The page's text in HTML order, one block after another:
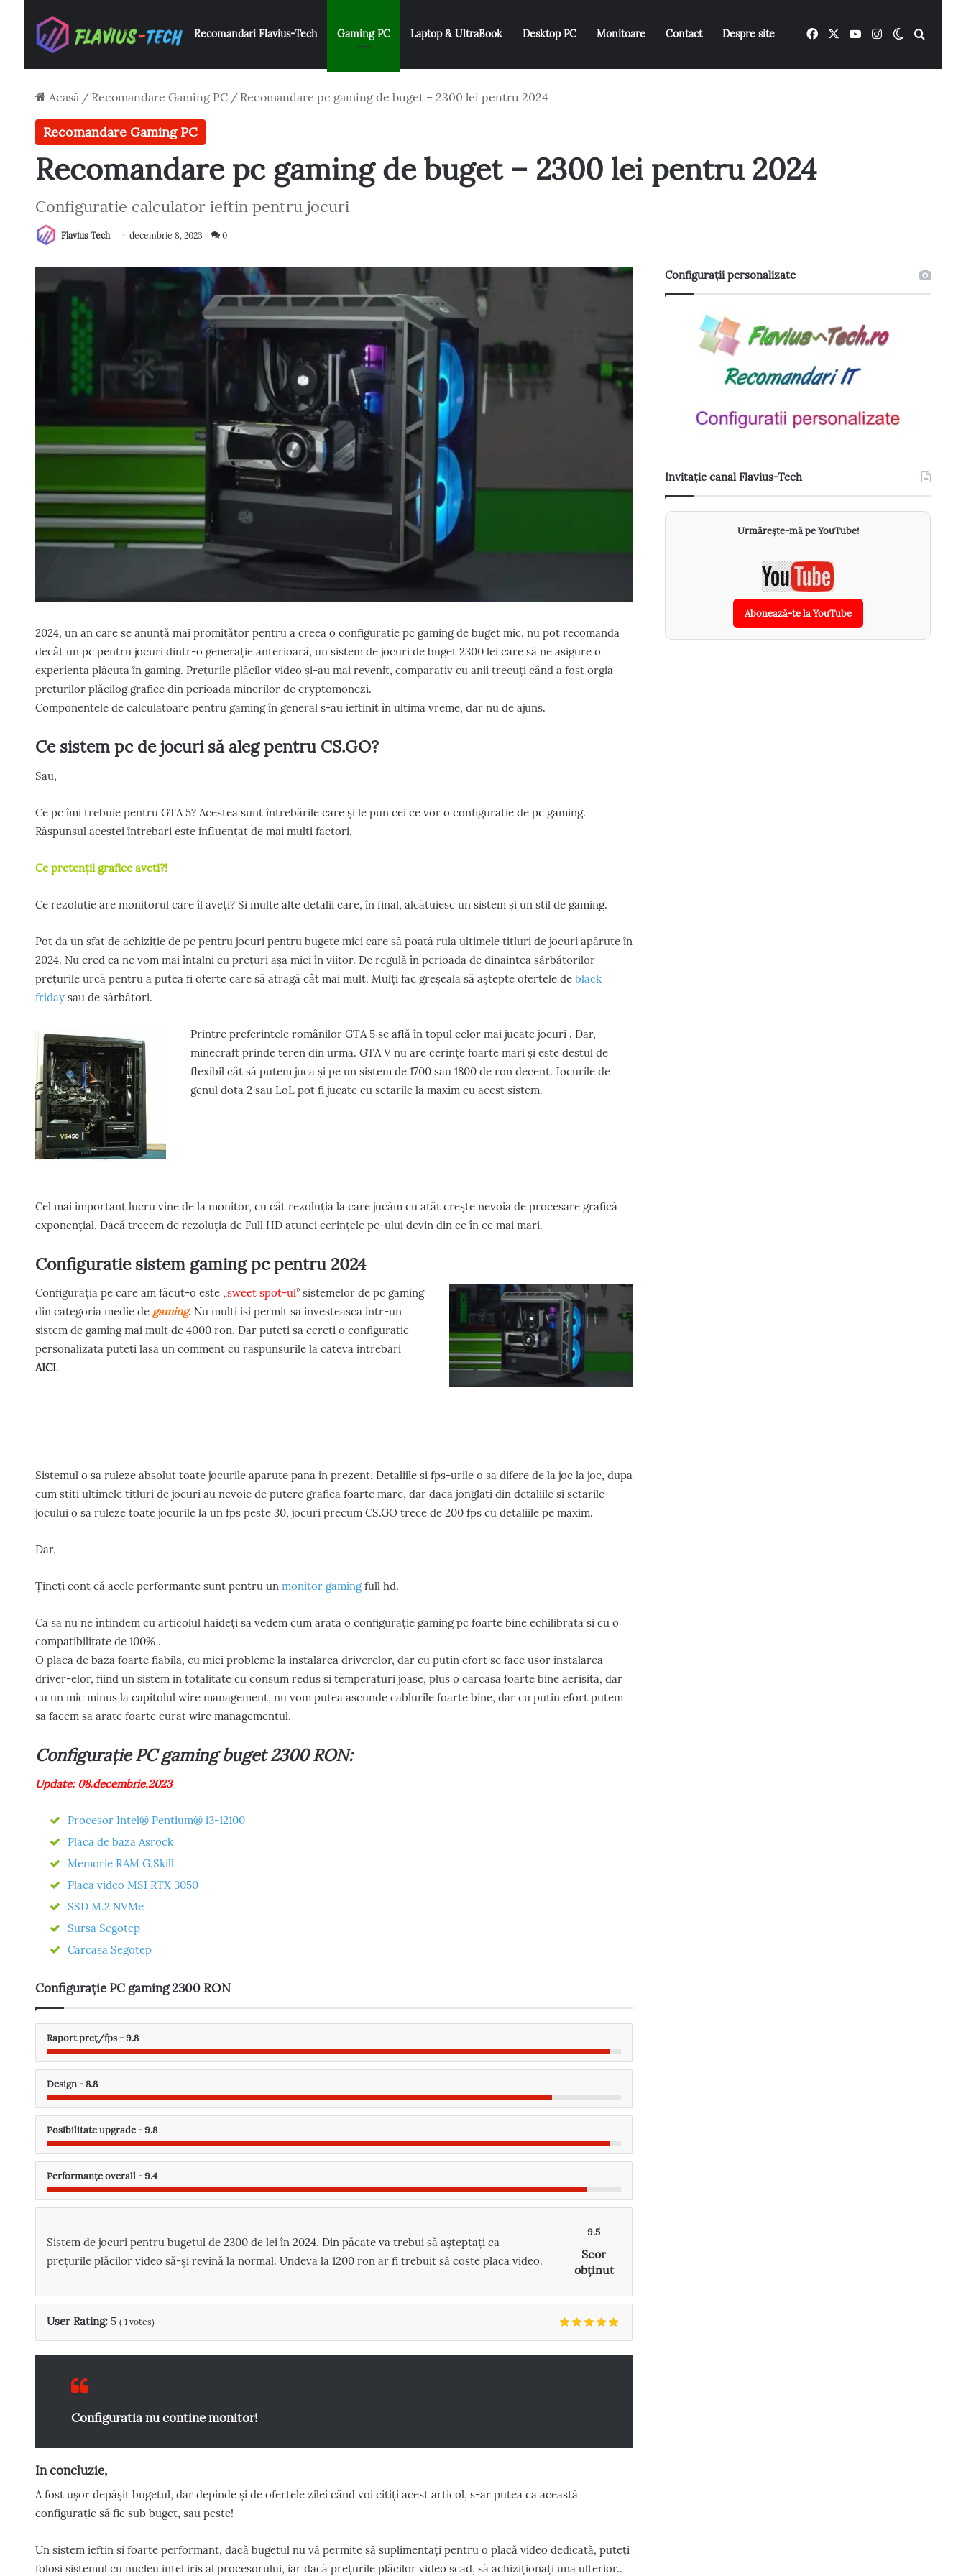
Recomandari Flavius-Tech Gaming PC Laptop & UltraBook Desktop PC Monitoare Contact Despre site FacebookYouTubeInstagramSwitch skin
Acasă / Recomandare Gaming PC / Recomandare pc gaming de buget – 2300 lei pentru 2024
Recomandare Gaming PC
Recomandare pc gaming de buget – 2300 lei pentru 2024
Configuratie calculator ieftin pentru jocuri
Flavius Tech decembrie 8, 2023 0
2024, un an care se anunță mai promițător pentru a creea o configuratie pc gaming de buget mic, nu pot recomanda
decât un pc pentru jocuri dintr-o generație anterioară, un sistem de jocuri de buget 2300 lei care să ne asigure o
experienta plăcuta în gaming. Prețurile plăcilor video și-au mai revenit, comparativ cu anii trecuți când a fost orgia
prețurilor plăcilog grafice din perioada minerilor de cryptomonezi.
Componentele de calculatoare pentru gaming în general s-au ieftinit în ultima vreme, dar nu de ajuns.
Ce sistem pc de jocuri să aleg pentru CS.GO?
Sau,
Ce pc îmi trebuie pentru GTA 5? Acestea sunt întrebările care și le pun cei ce vor o configuratie de pc gaming.
Răspunsul acestei întrebari este influențat de mai multi factori.
Ce pretenții grafice aveti?!
Ce rezoluție are monitorul care îl aveți? Și multe alte detalii care, în final, alcătuiesc un sistem și un stil de gaming.
Pot da un sfat de achiziție de pc pentru jocuri pentru bugete mici care să poată rula ultimele titluri de jocuri apărute în
2024. Nu cred ca ne vom mai întalni cu prețuri așa mici în viitor. De regulă în perioada de dinaintea sărbătorilor
prețurile urcă pentru a putea fi oferte care să atragă cât mai mult. Mulți fac greșeala să aștepte ofertele de black
fridaysau de sărbători.
Printre preferintele românilor GTA 5 se află în topul celor mai jucate jocuri . Dar,
minecraft prinde teren din urma. GTA V nu are cerințe foarte mari și este destul de
flexibil cât să putem juca și pe un sistem de 1700 sau 1800 de ron decent. Jocurile de
genul dota 2 sau LoL pot fi jucate cu setarile la maxim cu acest sistem.
Cel mai important lucru vine de la monitor, cu cât rezoluția la care jucăm cu atât crește nevoia de procesare grafică
exponențial. Dacă trecem de rezoluția de Full HD atunci cerințele pc-ului devin din ce în ce mai mari.
Configuratie sistem gaming pc pentru 2024
Configurația pe care am făcut-o este „sweet spot-ul” sistemelor de pc gaming
din categoria medie de gaming. Nu multi isi permit sa investeasca intr-un
sistem de gaming mai mult de 4000 ron. Dar puteți sa cereti o configuratie
personalizata puteti lasa un comment cu raspunsurile la cateva intrebari
AICI.
Sistemul o sa ruleze absolut toate jocurile aparute pana in prezent. Detaliile si fps-urile o sa difere de la joc la joc, dupa
cum stiti ultimele titluri de jocuri au nevoie de putere grafica foarte mare, dar daca jonglati din detaliile si setarile
jocului o sa ruleze toate jocurile la un fps peste 30, jocuri precum CS.GO trece de 200 fps cu detaliile pe maxim.
Dar,
Țineți cont că acele performanțe sunt pentru un monitor gamingfull hd.
Ca sa nu ne întindem cu articolul haideți sa vedem cum arata o configurație gaming pc foarte bine echilibrata si cu o
compatibilitate de 100% .
O placa de baza foarte fiabila, cu mici probleme la instalarea driverelor, dar cu putin efort se face usor instalarea
driver-elor, fiind un sistem in totalitate cu consum redus si temperaturi joase, plus o carcasa foarte bine aerisita, dar
cu un mic minus la capitolul wire management, nu vom putea ascunde cablurile foarte bine, dar cu putin efort putem
sa facem sa arate foarte curat wire managementul.
Configurație PC gaming buget 2300 RON:
Update: 08.decembrie.2023
Procesor Intel® Pentium® i3-12100
Placa de baza Asrock
Memorie RAM G.Skill
Placa video MSI RTX 3050
SSD M.2 NVMe
Sursa Segotep
Carcasa Segotep
Configurație PC gaming 2300 RON
Raport preț/fps - 9.8
Design - 8.8
Posibilitate upgrade - 9.8
Performanțe overall - 9.4
9.5
Scor
obținut
Sistem de jocuri pentru bugetul de 2300 de lei în 2024. Din păcate va trebui să așteptați ca
prețurile plăcilor video să-și revină la normal. Undeva la 1200 ron ar fi trebuit să coste placa video.
User Rating: 5 ( 1votes)
Configuratia nu contine monitor!
In concluzie,
A fost ușor depășit bugetul, dar depinde și de ofertele zilei când voi citiți acest articol, s-ar putea ca această
configurație să fie sub buget, sau peste!
Un sistem ieftin si foarte performant, dacă bugetul nu vă permite să suplimentați pentru o placă video dedicată, puteți
folosi sistemul cu nucleu intel iris al procesorului, iar dacă prețurile plăcilor video scad, să achiziționați una ulterior..
Configurații personalizate
Invitație canal Flavius-Tech
Urmărește-mă pe YouTube!
Abonează-te la YouTube